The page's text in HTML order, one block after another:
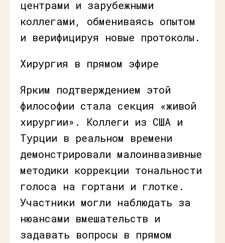
центрами и зарубежными
коллегами, обмениваясь опытом
и верифицируя новые протоколы.
Хирургия в прямом эфире
Ярким подтверждением этой
философии стала секция «живой
хирургии». Коллеги из США и
Турции в реальном времени
демонстрировали малоинвазивные
методики коррекции тональности
голоса на гортани и глотке.
Участники могли наблюдать за
нюансами вмешательств и
задавать вопросы в прямом